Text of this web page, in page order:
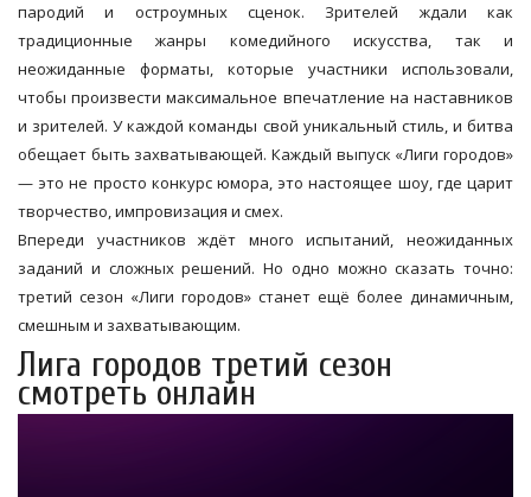
пародий и остроумных сценок. Зрителей ждали как
традиционные жанры комедийного искусства, так и
неожиданные форматы, которые участники использовали,
чтобы произвести максимальное впечатление на наставников
и зрителей. У каждой команды свой уникальный стиль, и битва
обещает быть захватывающей. Каждый выпуск «Лиги городов»
— это не просто конкурс юмора, это настоящее шоу, где царит
творчество, импровизация и смех.
Впереди участников ждёт много испытаний, неожиданных
заданий и сложных решений. Но одно можно сказать точно:
третий сезон «Лиги городов» станет ещё более динамичным,
смешным и захватывающим.
Лига городов третий сезон
смотреть онлайн